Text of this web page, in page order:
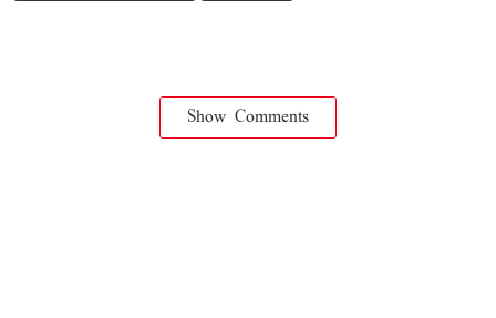
Show Comments